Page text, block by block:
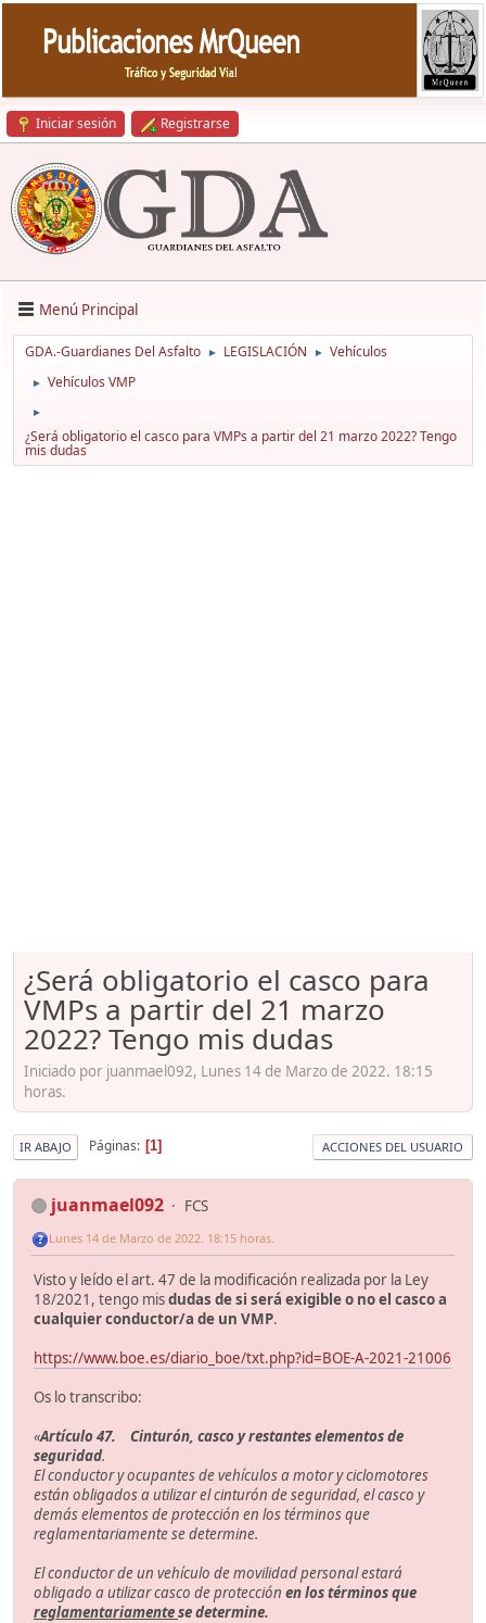
Iniciar sesión Registrarse
Menú Principal
GDA.-Guardianes Del Asfalto ► LEGISLACIÓN ► Vehículos
► Vehículos VMP
►
¿Será obligatorio el casco para VMPs a partir del 21 marzo 2022? Tengo
mis dudas
¿Será obligatorio el casco para
VMPs a partir del 21 marzo
2022? Tengo mis dudas
Iniciado por juanmael092, Lunes 14 de Marzo de 2022. 18:15
horas.
IR ABAJO Páginas 1 ACCIONES DEL USUARIO
juanmael092 FCS
Lunes 14 de Marzo de 2022. 18:15 horas.
Visto y leído el art. 47 de la modificación realizada por la Ley
18/2021, tengo misdudas de si será exigible o no el casco a
cualquier conductor/a de un VMP.
https://www.boe.es/diario_boe/txt.php?id=BOE-A-2021-21006
Os lo transcribo:
«Artículo 47. Cinturón, casco y restantes elementos de
seguridad.
El conductor y ocupantes de vehículos a motor y ciclomotores
están obligados a utilizar el cinturón de seguridad, el casco y
demás elementos de protección en los términos que
reglamentariamente se determine.
El conductor de un vehículo de movilidad personal estará
obligado a utilizar casco de protección en los términos que
reglamentariamentese determine.